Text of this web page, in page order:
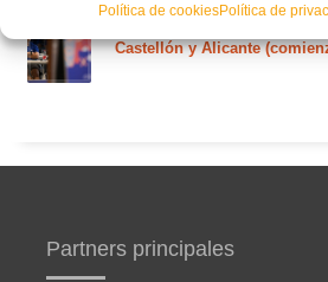
Política de cookiesPolítica de
Castellón y Alicante
Partners principales